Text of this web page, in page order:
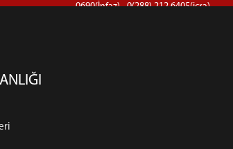
0690(İnfaz) - 0(288) 212 6405(icra)